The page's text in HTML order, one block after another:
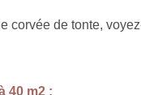
corvée de tonte,
40 m2 :